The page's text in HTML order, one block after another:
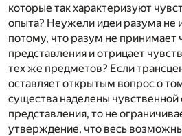
которые так характеризуют
опыта? Неужели идеи разума не
потому, что разум не принимает
представления и отрицает
тех же предметов? Если
оставляет открытым вопрос о
существа наделены
представления, то не
утверждение, что весь